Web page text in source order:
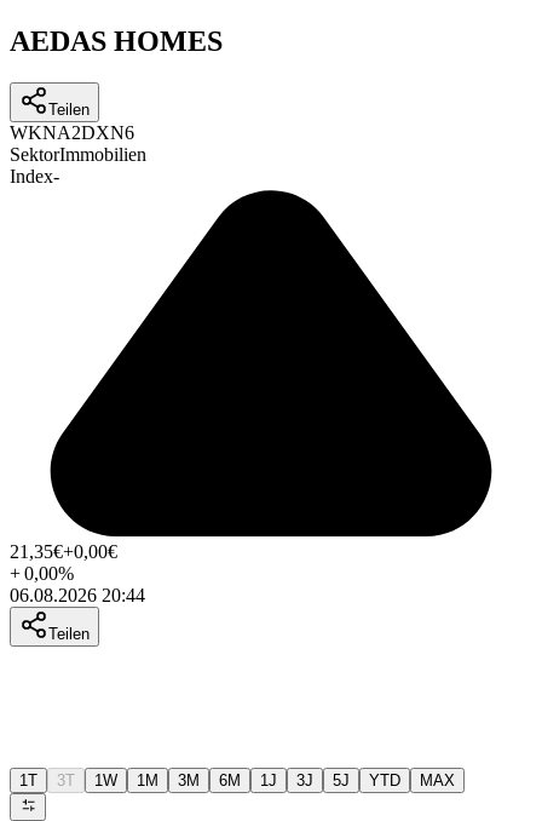
AEDAS HOMES
Teilen
WKNA2DXN6
SektorImmobilien
Index-
21,35€+0,00€
+0,00%
06.08.2026 20:44
Teilen
1T 3T 1W 1M 3M 6M 1J 3J 5J YTD MAX